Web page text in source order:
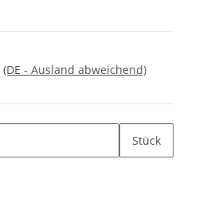
(DE - Ausland abweichend)
Stück